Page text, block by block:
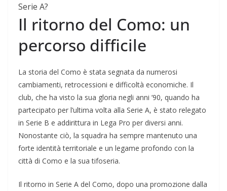
Serie A?
Il ritorno del Como: un
percorso difficile
La storia del Como è stata segnata da numerosi
cambiamenti, retrocessioni e difficoltà economiche. Il
club, che ha visto la sua gloria negli anni ’90, quando ha
partecipato per l’ultima volta alla Serie A, è stato relegato
in Serie B e addirittura in Lega Pro per diversi anni.
Nonostante ciò, la squadra ha sempre mantenuto una
forte identità territoriale e un legame profondo con la
città di Como e la sua tifoseria.
Il ritorno in Serie A del Como, dopo una promozione dalla